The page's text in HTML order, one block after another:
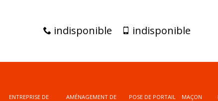
indisponible indisponible
ENTREPRISE DE
AMÉNAGEMENT DE
POSE DE PORTAIL
MAÇON